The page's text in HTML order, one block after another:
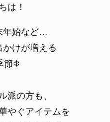
は！
年始など…
かけが増える
節❄
派の方も、
やぐアイテムを